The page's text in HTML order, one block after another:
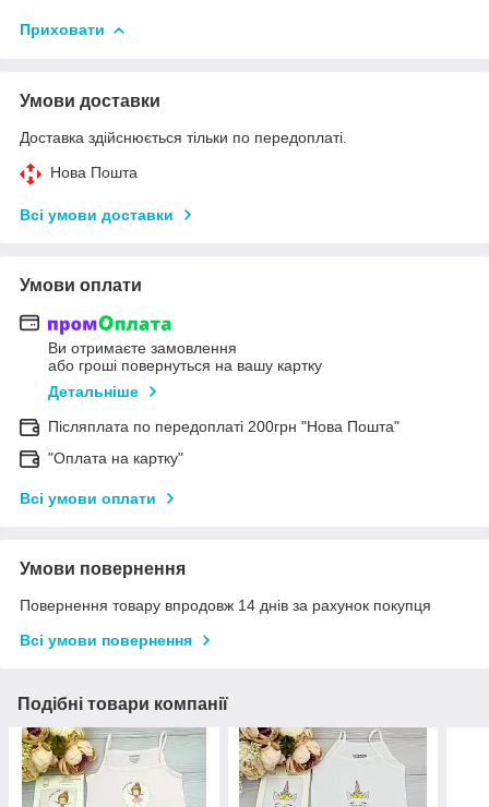
Приховати
Умови доставки
Доставка здійснюється тільки по передоплаті.
Нова Пошта
Всі умови доставки
Умови оплати
Ви отримаєте замовлення
або гроші повернуться на вашу картку
Детальніше
Післяплата по передоплаті 200грн "Нова Пошта"
"Оплата на картку"
Всі умови оплати
Умови повернення
Повернення товару впродовж 14 днів за рахунок покупця
Всі умови повернення
Подібні товари компанії